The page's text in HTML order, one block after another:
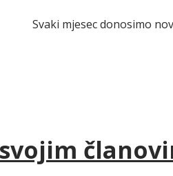
Svaki mjesec donosimo